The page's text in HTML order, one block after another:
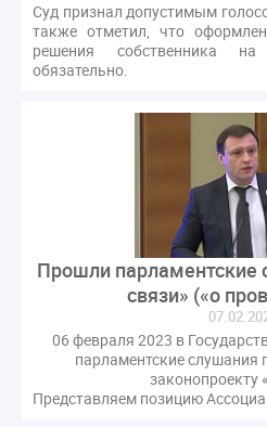
Суд признал допустимым
также отметил, что
решения собственника
обязательно.
Прошли парламентские
связи» («о
06 февраля 2023 в
парламентские слушания
законопроекту
Представляем позицию